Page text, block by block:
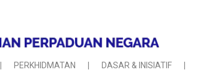
PERKHIDMATAN DASAR & INISIATIF